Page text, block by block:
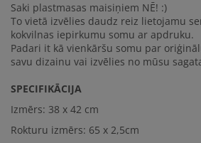
Saki plastmasas maisiņiem NĒ! :)
To vietā izvēlies daudz reiz lietojamu
kokvilnas iepirkumu somu ar apdruku.
Padari it kā vienkāršu somu par
savu dizainu vai izvēlies no mūsu
SPECIFIKĀCIJA
Izmērs: 38 x 42 cm
Rokturu izmērs: 65 x 2,5cm